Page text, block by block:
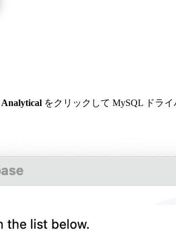
Analytical をクリックして MySQL ドラ